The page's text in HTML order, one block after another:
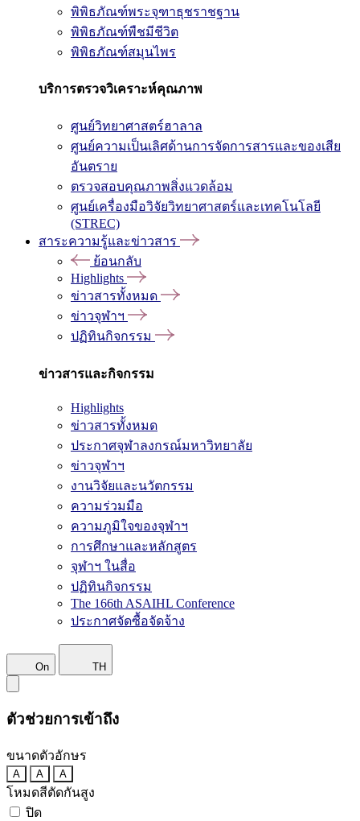
พิพิธภัณฑ์พระจุฑาธุชราชฐาน
พิพิธภัณฑ์พืชมีชีวิต
พิพิธภัณฑ์สมุนไพร
บริการตรวจวิเคราะห์คุณภาพ
ศูนย์วิทยาศาสตร์ฮาลาล
ศูนย์ความเป็นเลิศด้านการจัดการสารและของเสีย
อันตราย
ตรวจสอบคุณภาพสิ่งแวดล้อม
ศูนย์เครื่องมือวิจัยวิทยาศาสตร์และเทคโนโลยี
(STREC)
สาระความรู้และข่าวสาร
ย้อนกลับ
Highlights
ข่าวสารทั้งหมด
ข่าวจุฬาฯ
ปฏิทินกิจกรรม
ข่าวสารและกิจกรรม
Highlights
ข่าวสารทั้งหมด
ประกาศจุฬาลงกรณ์มหาวิทยาลัย
ข่าวจุฬาฯ
งานวิจัยและนวัตกรรม
ความร่วมมือ
ความภูมิใจของจุฬาฯ
การศึกษาและหลักสูตร
จุฬาฯ ในสื่อ
ปฏิทินกิจกรรม
The 166th ASAIHL Conference
ประกาศจัดซื้อจัดจ้าง
On TH
ตัวช่วยการเข้าถึง
ขนาดตัวอักษร
A A A
โหมดสีตัดกันสูง
ปิด